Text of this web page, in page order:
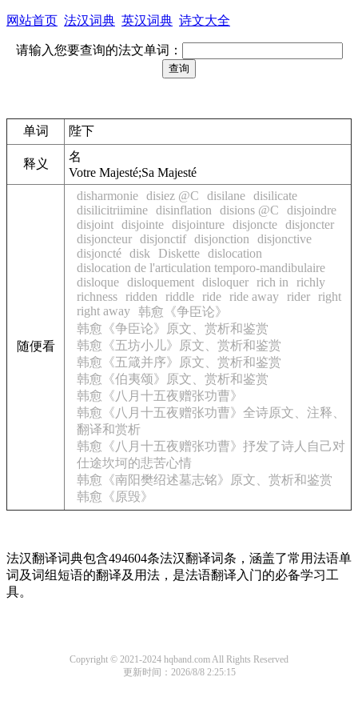
网站首页 法汉词典 英汉词典 诗文大全
请输入您要查询的法文单词：
单词 陛下
释义
名
Votre Majesté;Sa Majesté
随便看
disharmonie disiez @C disilane disilicate
disilicitriimine disinflation disions @C
disjoindre
disjoint disjointe disjointure disjoncte disjoncter
disjoncteur disjonctif disjonction
disjonctive
disjoncté disk Diskette dislocation
dislocation de l'articulation temporo-mandibulaire
disloque disloquement disloquer rich in
richly
richness ridden riddle ride ride away rider right
right away 韩愈《争臣论》
韩愈《争臣论》原文、赏析和鉴赏
韩愈《五坊小儿》原文、赏析和鉴赏
韩愈《五箴并序》原文、赏析和鉴赏
韩愈《伯夷颂》原文、赏析和鉴赏
韩愈《八月十五夜赠张功曹》
韩愈《八月十五夜赠张功曹》全诗原文、注释、
翻译和赏析
韩愈《八月十五夜赠张功曹》抒发了诗人自己对
仕途坎坷的悲苦心情
韩愈《南阳樊绍述墓志铭》原文、赏析和鉴赏
韩愈《原毁》
法汉翻译词典包含494604条法汉翻译词条，涵盖了常用法语单
词及词组短语的翻译及用法，是法语翻译入门的必备学习工
具。
Copyright © 2021-2024 hqband.com All Rights Reserved
更新时间：2026/8/8 2:25:15